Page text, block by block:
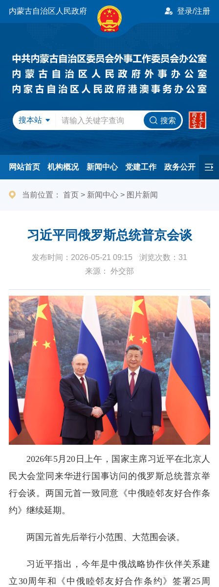
内蒙古自治区人民政府 登录/注册
搜本站 搜索
网站首页 机构概况 新闻中心 党建工作 政务公开
办事服务 民间友好 港澳事务 互动交流
当前位置： 首页> 新闻中心> 图片新闻
习近平同俄罗斯总统普京会谈
发布时间：2026-05-21 09:15
浏览次数：31
来源： 外交部
2026年5月20日上午，国家主席习近平在北京人
民大会堂同来华进行国事访问的俄罗斯总统普京举
行会谈。两国元首一致同意《中俄睦邻友好合作条
约》继续延期。
两国元首先后举行小范围、大范围会谈。
习近平指出，今年是中俄战略协作伙伴关系建
立30周年和《中俄睦邻友好合作条约》签署25周